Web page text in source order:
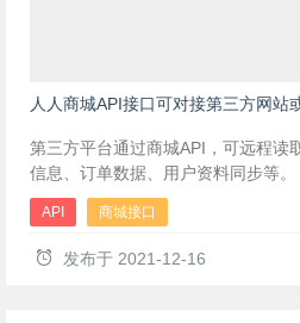
人人商城API接口可对接第三方网站
第三方平台通过商城API，可远程读
信息、订单数据、用户资料同步等。
API 商城接口
发布于 2021-12-16